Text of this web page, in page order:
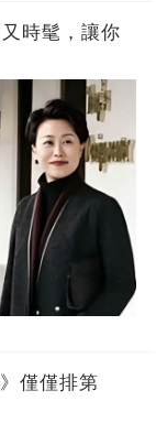
時髦，讓你
僅僅排第